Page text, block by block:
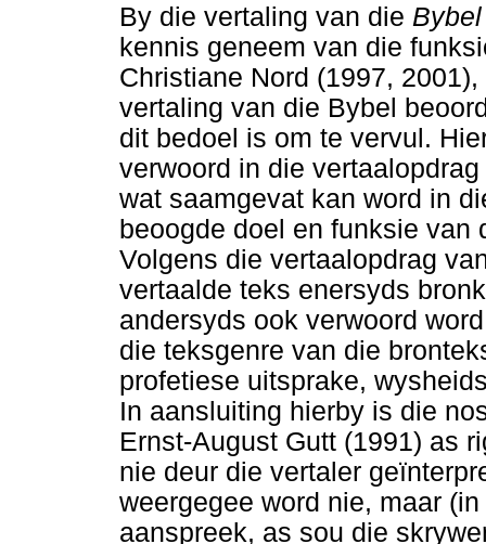
By die vertaling van die
kennis geneem van die
Christiane Nord (1997,
vertaling van die Bybel
dit bedoel is om te vervul.
verwoord in die
wat saamgevat kan word in
beoogde doel en funksie van
Volgens die vertaalopdrag
vertaalde teks enersyds
andersyds ook verwoord
die teksgenre van die
profetiese uitsprake,
In aansluiting hierby is die
Ernst-August Gutt (1991) as
nie deur die vertaler
weergegee word nie, maar
aanspreek, as sou die